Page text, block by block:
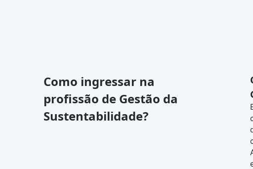
Como ingressar na
profissão de Gestão da
Sustentabilidade?